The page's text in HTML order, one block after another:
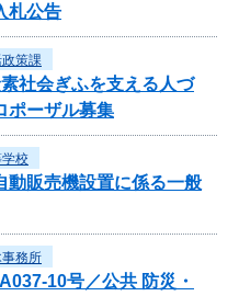
札公告
策課
社会ぎふを支える人づ
ポーザル募集
校
動販売機設置に係る一般
務所
10号／公共 防災・